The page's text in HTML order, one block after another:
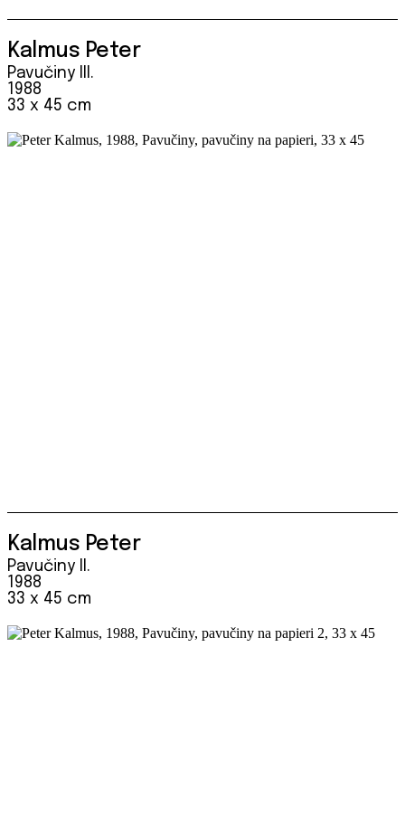
Kalmus Peter
Pavučiny III.
1988
33 x 45 cm
Kalmus Peter
Pavučiny II.
1988
33 x 45 cm